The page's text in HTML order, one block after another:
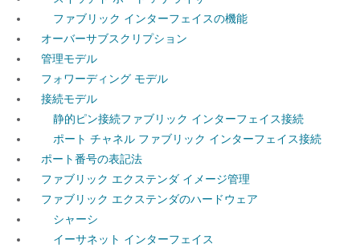
ファブリック インターフェイスの機能
オーバーサブスクリプション
管理モデル
フォワーディング モデル
接続モデル
静的ピン接続ファブリック インターフェイス接続
ポート チャネル ファブリック インターフェイス接続
ポート番号の表記法
ファブリック エクステンダ イメージ管理
ファブリック エクステンダのハードウェア
シャーシ
イーサネット インターフェイス